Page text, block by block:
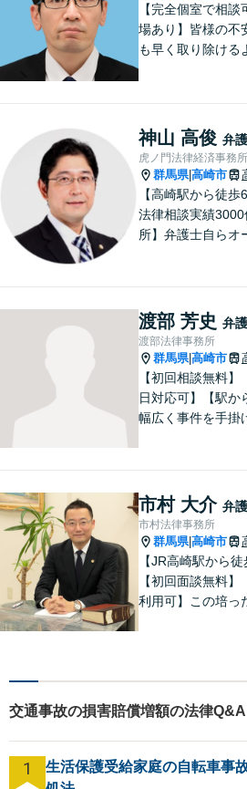
【完全個室で相談
場あり】皆様の不
も早く取り除ける
す。ご相談お待ち
す。 ※お電話やメールでの無
料法律相談は行っ
ん。
神山 高俊 弁
虎ノ門法律経済事務
群馬県|高崎市
【高崎駅から徒歩
法律相談実績3000
所】弁護士自らオ
とまずはご相談く
【土日祝日・夜間
能】
渡部 芳史 弁
渡部法律事務所
群馬県|高崎市
【初回相談無料】
日対応可】【駅か
幅広く事件を手掛
市村 大介 弁
市村法律事務所
群馬県|高崎市
【JR高崎駅から徒
【初回面談無料】
利用可】この培っ
す。お気軽にご相
い。
交通事故の損害賠償増額の法律
1
生活保護受給家庭の自転車事